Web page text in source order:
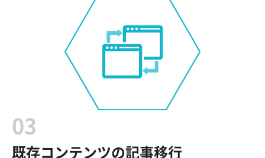
03
既存コンテンツの記事移行